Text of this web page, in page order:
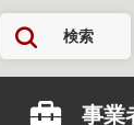
検索
事業